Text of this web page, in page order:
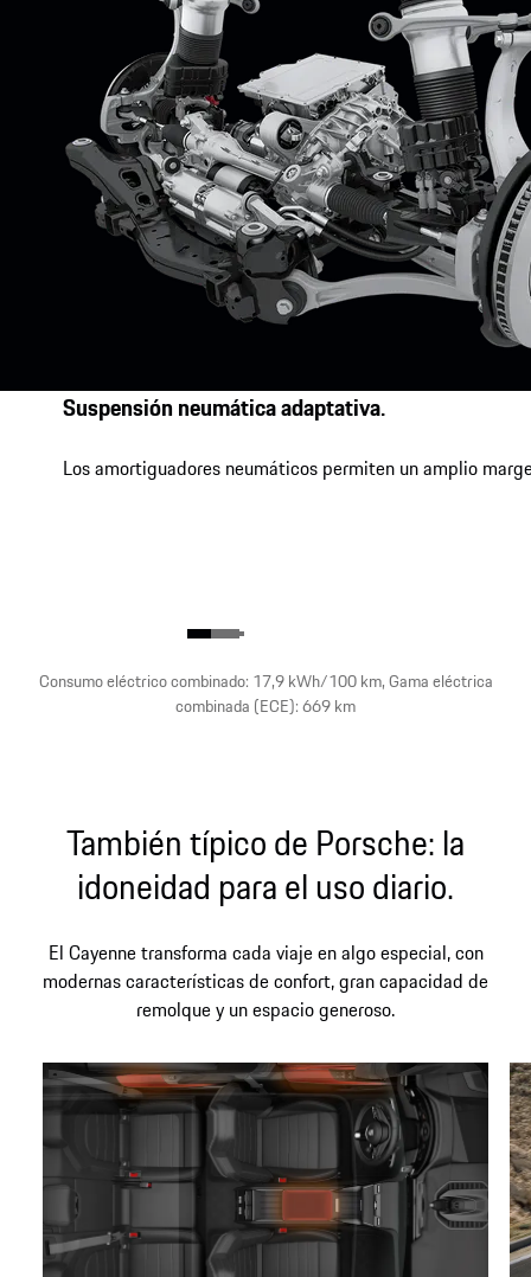
Suspensión neumática adaptativa.
Los amortiguadores neumáticos permiten un amplio
Consumo eléctrico combinado: 17,9 kWh/100 km, Gama eléctrica
combinada (ECE): 669 km
También típico de Porsche: la
idoneidad para el uso diario.
El Cayenne transforma cada viaje en algo especial, con
modernas características de confort, gran capacidad de
remolque y un espacio generoso.